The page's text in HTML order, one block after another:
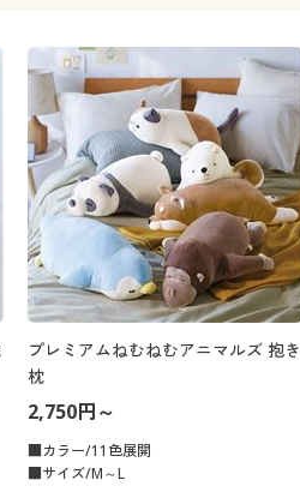
プレミアムねむねむアニマルズ 抱き
枕
2,750円～
■カラー/11色展開
■サイズ/M～L